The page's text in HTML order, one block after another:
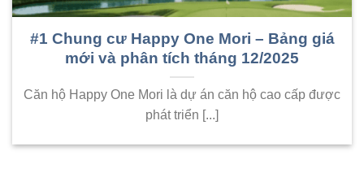
#1 Chung cư Happy One Mori – Bảng giá
mới và phân tích tháng 12/2025
Căn hộ Happy One Mori là dự án căn hộ cao cấp được
phát triển [...]